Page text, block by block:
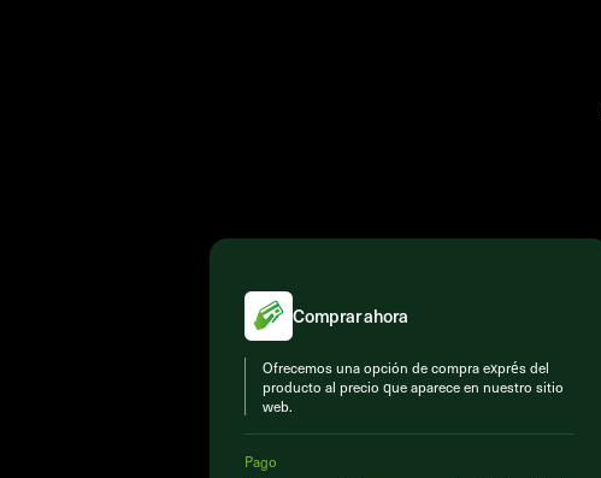
Comprar ahora
Ofrecemos una opción de compra exprés del
producto al precio que aparece en nuestro sitio
web.
Pago